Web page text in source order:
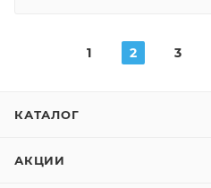
1 2 3
КАТАЛОГ
АКЦИИ